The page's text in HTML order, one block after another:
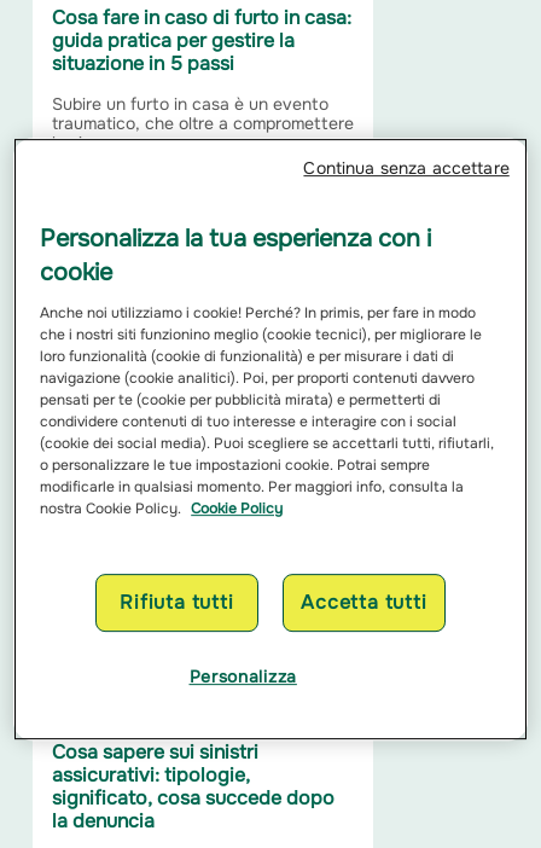
Cosa fare in caso di furto in casa:
guida pratica per gestire la
situazione in 5 passi
Subire un furto in casa è un evento
traumatico, che oltre a compromettere
la sicurezza...
CID/CAI: cos'è, come e quando
compilarlo
Quando capita un incidente stradale,
spesso ci si trova in difficoltà su cosa
fare e...
Cosa sapere sui sinistri
assicurativi: tipologie,
significato, cosa succede dopo
la denuncia
Personalizza la tua esperienza con i
cookie
Anche noi utilizziamo i cookie! Perché? In primis, per fare in modo
che i nostri siti funzionino meglio (cookie tecnici), per migliorare le
loro funzionalità (cookie di funzionalità) e per misurare i dati di
navigazione (cookie analitici). Poi, per proporti contenuti davvero
pensati per te (cookie per pubblicità mirata) e permetterti di
condividere contenuti di tuo interesse e interagire con i social
(cookie dei social media). Puoi scegliere se accettarli tutti, rifiutarli,
o personalizzare le tue impostazioni cookie. Potrai sempre
modificarle in qualsiasi momento. Per maggiori info, consulta la
nostra Cookie Policy. Cookie Policy
Rifiuta tutti Accetta tutti
Personalizza
Continua senza accettare